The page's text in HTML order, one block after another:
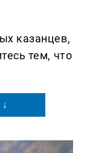
казанцев,
тем, что